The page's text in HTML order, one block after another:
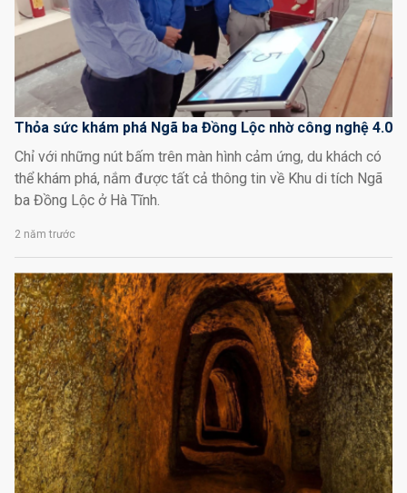
Thỏa sức khám phá Ngã ba Đồng Lộc nhờ công nghệ 4.0
Chỉ với những nút bấm trên màn hình cảm ứng, du khách có
thể khám phá, nắm được tất cả thông tin về Khu di tích Ngã
ba Đồng Lộc ở Hà Tĩnh.
2 năm trước